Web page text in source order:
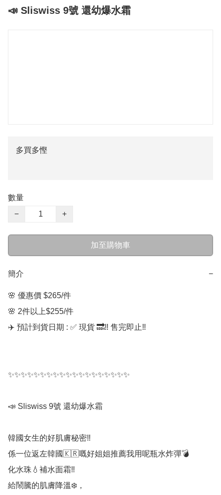
📣 Sliswiss 9號 還幼爆水霜
多買多慳
數量
−
+
加至購物車
簡介 −
🌸 優惠價 $265/件
🌸 2件以上$255/件
✈️ 預計到貨日期 : ✅ 現貨 🔜‼️ 售完即止‼️
✨✨✨✨✨✨✨✨✨✨✨✨✨✨✨✨✨✨✨
📣 Sliswiss 9號 還幼爆水霜
韓國女生的好肌膚秘密‼️
係一位返左韓國🇰🇷嘅好姐姐推薦我用呢瓶水炸彈💣
化水珠💧補水面霜‼️
給鬧騰的肌膚降溫❄️，